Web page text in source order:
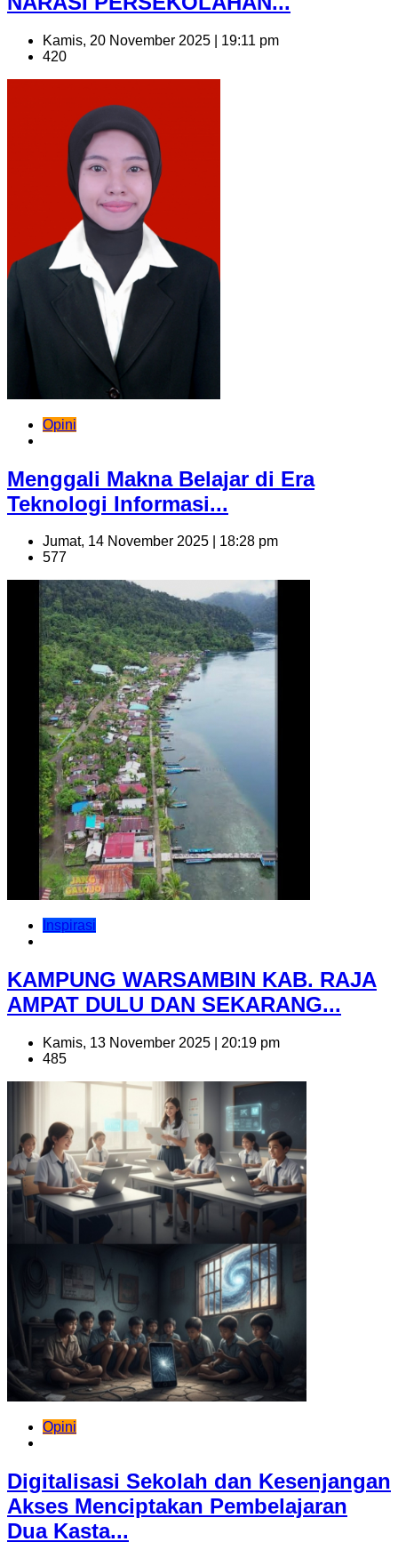
Kamis, 20 November 2025 | 19:11 pm
420
Opini
Menggali Makna Belajar di Era
Teknologi Informasi...
Jumat, 14 November 2025 | 18:28 pm
577
Inspirasi
KAMPUNG WARSAMBIN KAB. RAJA
AMPAT DULU DAN SEKARANG...
Kamis, 13 November 2025 | 20:19 pm
485
Opini
Digitalisasi Sekolah dan Kesenjangan
Akses Menciptakan Pembelajaran
Dua Kasta...